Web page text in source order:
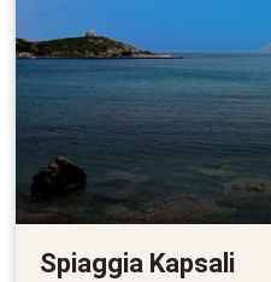
Spiaggia Kapsali